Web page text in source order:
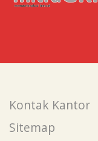
Kontak Kantor
Sitemap